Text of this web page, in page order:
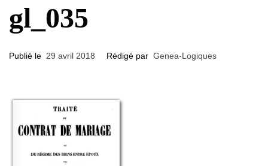
gl_035
Publié le 29 avril 2018 Rédigé par Genea-Logiques